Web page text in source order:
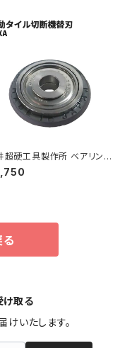
超硬工具製作所 ベアリング
超硬刃 22XA 手動タイル切
替刃
け取る
いたします。